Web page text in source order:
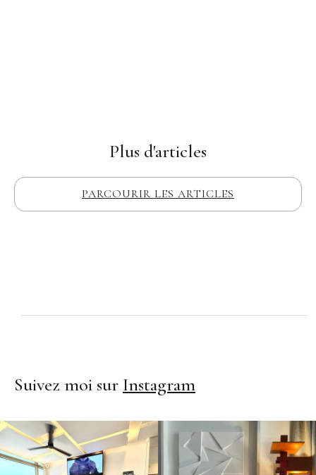
Plus d'articles
PARCOURIR LES ARTICLES
Suivez moi sur Instagram